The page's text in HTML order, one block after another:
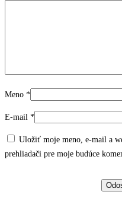
Meno *
E-mail *
Uložiť moje meno, e-mail a
prehliadači pre moje budúce